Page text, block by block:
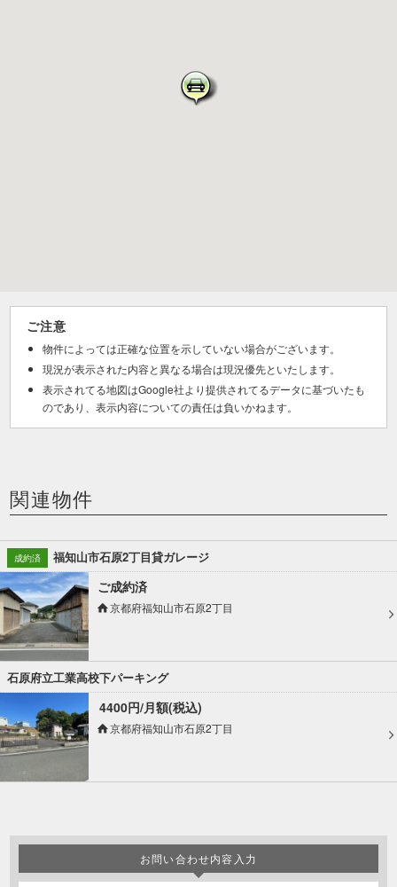
ご注意
物件によっては正確な位置を示していない場合がございます。
現況が表示された内容と異なる場合は現況優先といたします。
表示されてる地図はGoogle社より提供されてるデータに基づいたも
のであり、表示内容についての責任は負いかねます。
関連物件
成約済 福知山市石原2丁目貸ガレージ
ご成約済
京都府福知山市石原2丁目
石原府立工業高校下パーキング
4400円/月額(税込)
京都府福知山市石原2丁目
お問い合わせ内容入力